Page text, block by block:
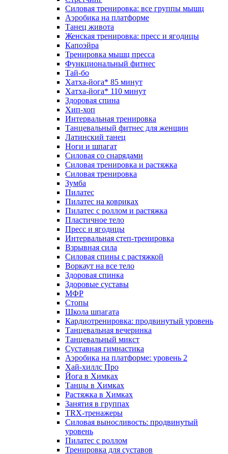
Силовая тренировка: все группы мышц
Аэробика на платформе
Танец живота
Женская тренировка: пресс и ягодицы
Капоэйра
Тренировка мышц пресса
Функциональный фитнес
Тай-бо
Хатха-йога* 85 минут
Хатха-йога* 110 минут
Здоровая спина
Хип-хоп
Интервальная тренировка
Танцевальный фитнес для женщин
Латинский танец
Ноги и шпагат
Силовая со снарядами
Силовая тренировка и растяжка
Силовая тренировка
Зумба
Пилатес
Пилатес на ковриках
Пилатес с роллом и растяжка
Пластичное тело
Пресс и ягодицы
Интервальная степ-тренировка
Взрывная сила
Силовая спины с растяжкой
Воркаут на все тело
Здоровая спинка
Здоровые суставы
МФР
Стопы
Школа шпагата
Кардиотренировка: продвинутый уровень
Танцевальная вечеринка
Танцевальный микст
Суставная гимнастика
Аэробика на платформе: уровень 2
Хай-хиллс Про
Йога в Химках
Танцы в Химках
Растяжка в Химках
Занятия в группах
TRX-тренажеры
Силовая выносливость: продвинутый
уровень
Пилатес с роллом
Тренировка для суставов